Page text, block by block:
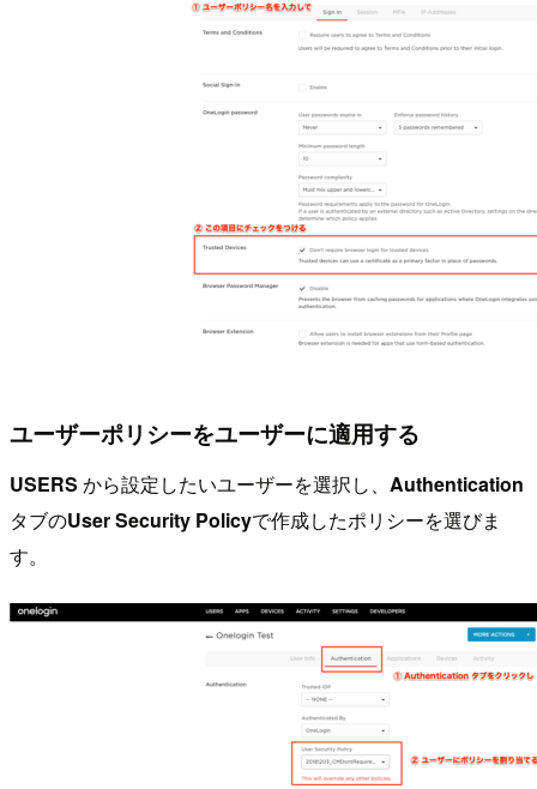
ユーザーポリシーをユーザーに適用する
USERS から設定したいユーザーを選択し、 Authentication
タブのUser Security Policyで作成したポリシーを選びま
す。